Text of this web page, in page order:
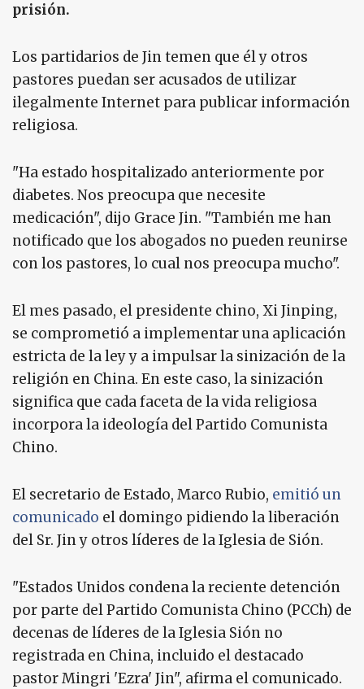
prisión.
Los partidarios de Jin temen que él y otros
pastores puedan ser acusados ​​de utilizar
ilegalmente Internet para publicar información
religiosa.
"Ha estado hospitalizado anteriormente por
diabetes. Nos preocupa que necesite
medicación", dijo Grace Jin. "También me han
notificado que los abogados no pueden reunirse
con los pastores, lo cual nos preocupa mucho".
El mes pasado, el presidente chino, Xi Jinping,
se comprometió a implementar una aplicación
estricta de la ley y a impulsar la sinización de la
religión en China. En este caso, la sinización
significa que cada faceta de la vida religiosa
incorpora la ideología del Partido Comunista
Chino.
El secretario de Estado, Marco Rubio, emitió un
comunicado el domingo pidiendo la liberación
del Sr. Jin y otros líderes de la Iglesia de Sión.
"Estados Unidos condena la reciente detención
por parte del Partido Comunista Chino (PCCh) de
decenas de líderes de la Iglesia Sión no
registrada en China, incluido el destacado
pastor Mingri 'Ezra' Jin", afirma el comunicado.